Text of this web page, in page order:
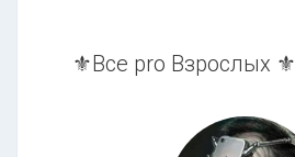
⚜Все pro Взрослых ⚜️